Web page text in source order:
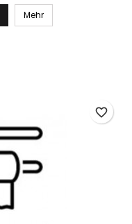
Mehr
favorite_border